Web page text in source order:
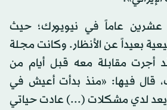
عاماً في نيويورك؛ حيث
بعيداً عن الأنظار. وكانت مجلة
قد أجرت مقابلة معه قبل أيام من
قال فيها: «منذ بدأت أعيش في
يعد لدي مشكلات (...) عادت حياتي